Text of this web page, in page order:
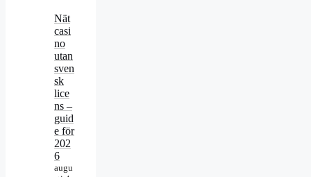
Nät
casi
no
utan
sven
sk
lice
ns –
guid
e för
202
6
augu